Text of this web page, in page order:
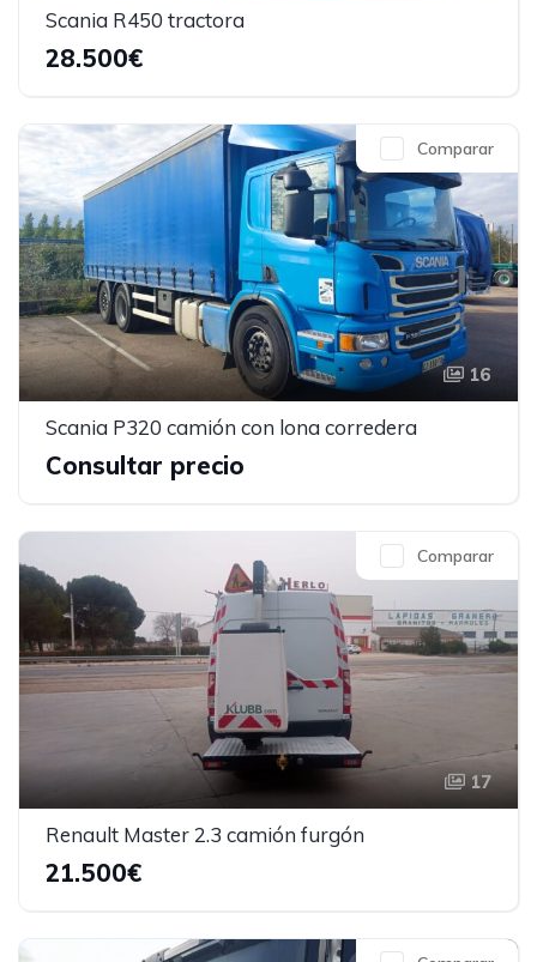
Scania R450 tractora
28.500€
16
Comparar
Scania P320 camión con lona corredera
Consultar precio
17
Comparar
Renault Master 2.3 camión furgón
21.500€